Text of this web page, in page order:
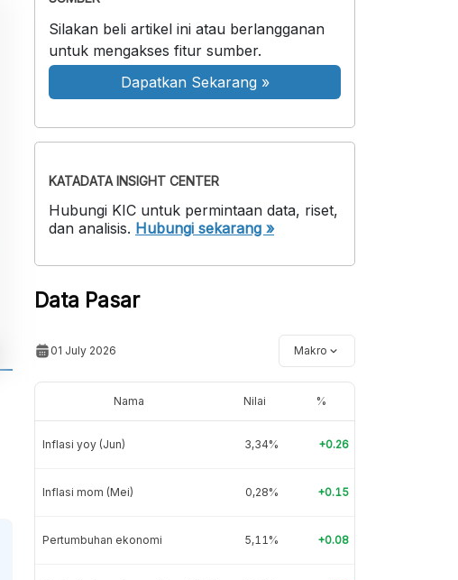
Silakan beli artikel ini atau berlangganan
untuk mengakses fitur sumber.
Dapatkan Sekarang »
KATADATA INSIGHT CENTER
Hubungi KIC untuk permintaan data, riset,
dan analisis. Hubungi sekarang »
Data Pasar
01 July 2026 Makro
Nama Nilai %
Inflasi yoy (Jun) 3,34% +0.26
Inflasi mom (Mei) 0,28% +0.15
Pertumbuhan ekonomi 5,11% +0.08